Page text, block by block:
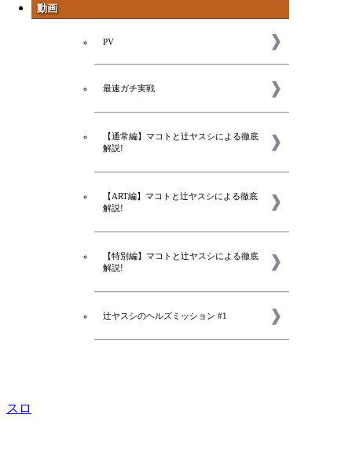
スロ
動画
PV
最速ガチ実戦
【通常編】マコトと辻ヤスシによる徹底
解説!
【ART編】マコトと辻ヤスシによる徹底
解説!
【特別編】マコトと辻ヤスシによる徹底
解説!
辻ヤスシのヘルズミッション #1